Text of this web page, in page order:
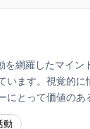
を網羅したマイン
います。視覚的に
にとって価値のあ
動